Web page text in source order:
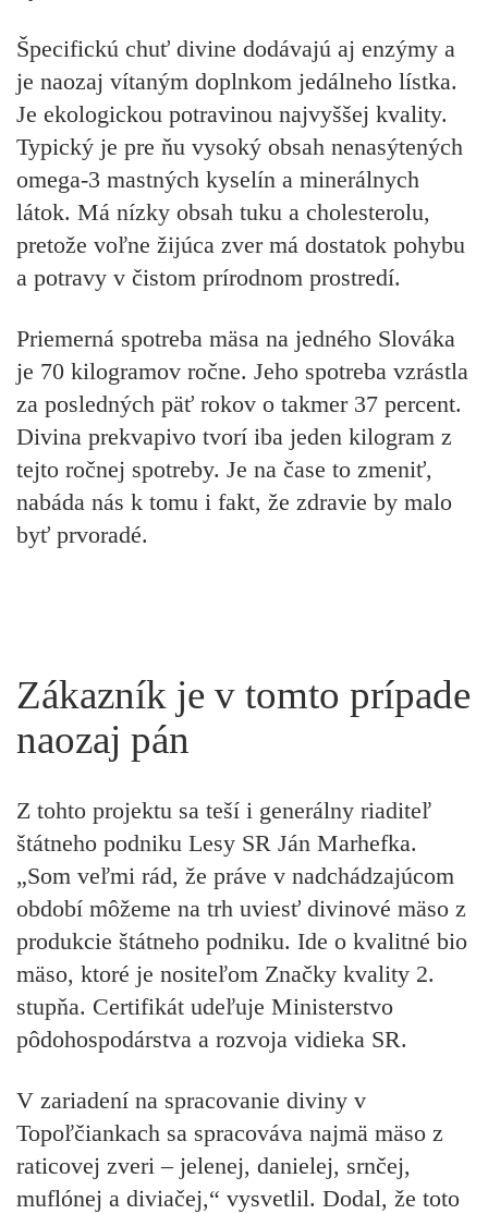
Špecifickú chuť divine dodávajú aj enzýmy a
je naozaj vítaným doplnkom jedálneho lístka.
Je ekologickou potravinou najvyššej kvality.
Typický je pre ňu vysoký obsah nenasýtených
omega-3 mastných kyselín a minerálnych
látok. Má nízky obsah tuku a cholesterolu,
pretože voľne žijúca zver má dostatok pohybu
a potravy v čistom prírodnom prostredí.
Priemerná spotreba mäsa na jedného Slováka
je 70 kilogramov ročne. Jeho spotreba vzrástla
za posledných päť rokov o takmer 37 percent.
Divina prekvapivo tvorí iba jeden kilogram z
tejto ročnej spotreby. Je na čase to zmeniť,
nabáda nás k tomu i fakt, že zdravie by malo
byť prvoradé.
Zákazník je v tomto prípade
naozaj pán
Z tohto projektu sa teší i generálny riaditeľ
štátneho podniku Lesy SR Ján Marhefka.
„Som veľmi rád, že práve v nadchádzajúcom
období môžeme na trh uviesť divinové mäso z
produkcie štátneho podniku. Ide o kvalitné bio
mäso, ktoré je nositeľom Značky kvality 2.
stupňa. Certifikát udeľuje Ministerstvo
pôdohospodárstva a rozvoja vidieka SR.
V zariadení na spracovanie diviny v
Topoľčiankach sa spracováva najmä mäso z
raticovej zveri – jelenej, danielej, srnčej,
muflónej a diviačej,“ vysvetlil. Dodal, že toto